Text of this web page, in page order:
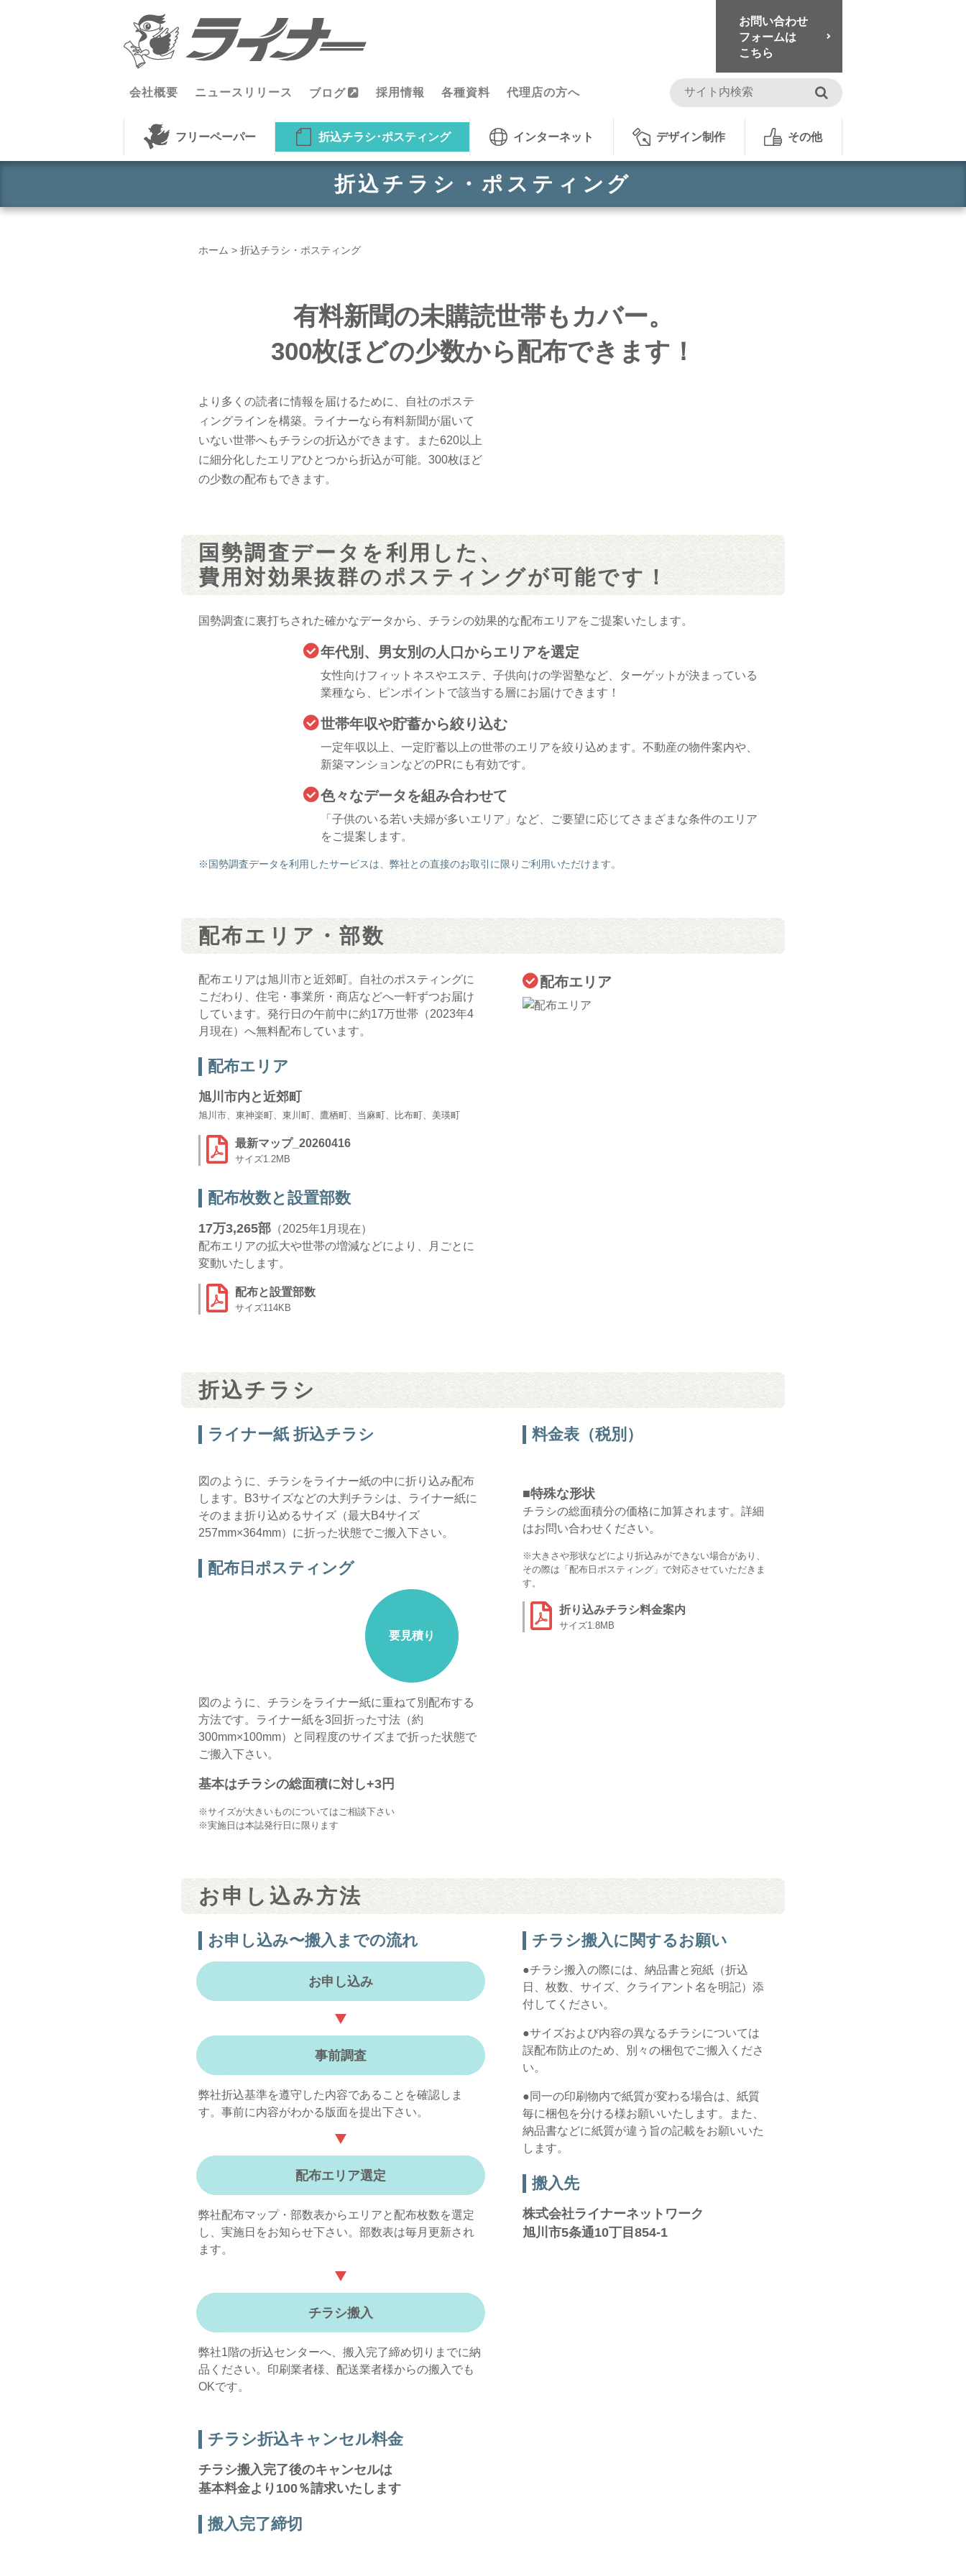
お問い合わせ
フォームは
こちら
会社概要 ニュースリリース ブログ 採用情報 各種資料 代理店の方へ 検索
フリーペーパー 折込チラシ･ポスティング インターネット デザイン制作 その他
折込チラシ・ポスティング
ホーム > 折込チラシ・ポスティング
有料新聞の未購読世帯もカバー。
300枚ほどの少数から配布できます！
より多くの読者に情報を届けるために、自社のポステ
ィングラインを構築。ライナーなら有料新聞が届いて
いない世帯へもチラシの折込ができます。また620以上
に細分化したエリアひとつから折込が可能。300枚ほど
の少数の配布もできます。
国勢調査データを利用した、
費用対効果抜群のポスティングが可能です！
国勢調査に裏打ちされた確かなデータから、チラシの効果的な配布エリアをご提案いたします。
年代別、男女別の人口からエリアを選定
女性向けフィットネスやエステ、子供向けの学習塾など、ターゲットが決まっている
業種なら、ピンポイントで該当する層にお届けできます！
世帯年収や貯蓄から絞り込む
一定年収以上、一定貯蓄以上の世帯のエリアを絞り込めます。不動産の物件案内や、
新築マンションなどのPRにも有効です。
色々なデータを組み合わせて
「子供のいる若い夫婦が多いエリア」など、ご要望に応じてさまざまな条件のエリア
をご提案します。
国勢調査データを利用したサービスは、弊社との直接のお取引に限りご利用いただけます。
配布エリア・部数
配布エリアは旭川市と近郊町。自社のポスティングに
こだわり、住宅・事業所・商店などへ一軒ずつお届け
しています。発行日の午前中に約17万世帯（2023年4
月現在）へ無料配布しています。
配布エリア
旭川市内と近郊町
旭川市、東神楽町、東川町、鷹栖町、当麻町、比布町、美瑛町
最新マップ_20260416
1.2MB
配布枚数と設置部数
17万3,265部 （2025年1月現在）
配布エリアの拡大や世帯の増減などにより、月ごとに
変動いたします。
配布と設置部数
114KB
配布エリア
折込チラシ
ライナー紙 折込チラシ
図のように、チラシをライナー紙の中に折り込み配布
します。B3サイズなどの大判チラシは、ライナー紙に
そのまま折り込めるサイズ（最大B4サイズ
257mm×364mm）に折った状態でご搬入下さい。
配布日ポスティング
要見積り
図のように、チラシをライナー紙に重ねて別配布する
方法です。ライナー紙を3回折った寸法（約
300mm×100mm）と同程度のサイズまで折った状態で
ご搬入下さい。
基本はチラシの総面積に対し+3円
※サイズが大きいものについてはご相談下さい
※実施日は本誌発行日に限ります
料金表（税別）
■特殊な形状
チラシの総面積分の価格に加算されます。詳細
はお問い合わせください。
※大きさや形状などにより折込みができない場合があり、
その際は「配布日ポスティング」で対応させていただきま
す。
折り込みチラシ料金案内
1.8MB
お申し込み方法
お申し込み〜搬入までの流れ
お申し込み
事前調査
弊社折込基準を遵守した内容であることを確認しま
す。事前に内容がわかる版面を提出下さい。
配布エリア選定
弊社配布マップ・部数表からエリアと配布枚数を選定
し、実施日をお知らせ下さい。部数表は毎月更新され
ます。
チラシ搬入
弊社1階の折込センターへ、搬入完了締め切りまでに納
品ください。印刷業者様、配送業者様からの搬入でも
OKです。
チラシ折込キャンセル料金
チラシ搬入完了後のキャンセルは
基本料金より100％請求いたします
搬入完了締切
チラシ搬入に関するお願い
●チラシ搬入の際には、納品書と宛紙（折込
日、枚数、サイズ、クライアント名を明記）添
付してください。
●サイズおよび内容の異なるチラシについては
誤配布防止のため、別々の梱包でご搬入くださ
い。
●同一の印刷物内で紙質が変わる場合は、紙質
毎に梱包を分ける様お願いいたします。また、
納品書などに紙質が違う旨の記載をお願いいた
します。
搬入先
株式会社ライナーネットワーク
旭川市5条通10丁目854-1